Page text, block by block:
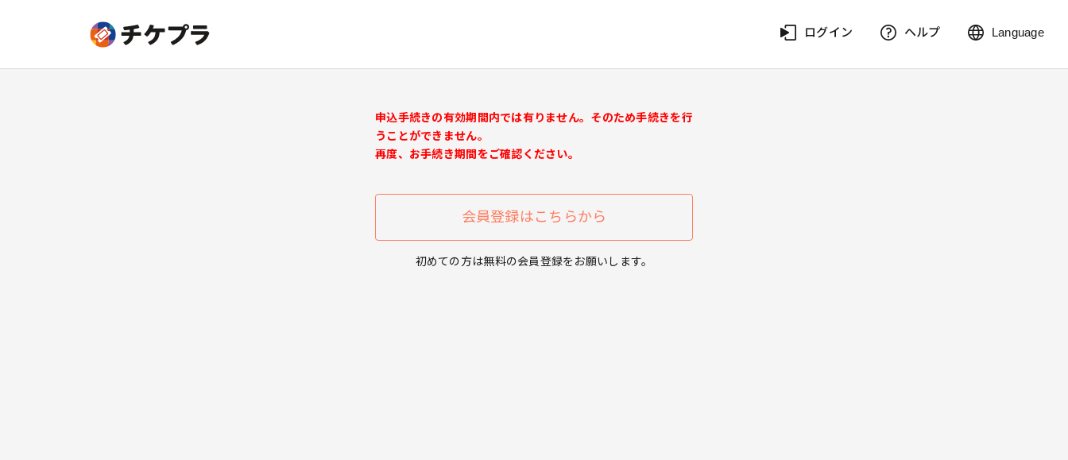
ログイン ヘルプ Language
申込手続きの有効期間内では有りません。そのため手続きを行
うことができません。
再度、お手続き期間をご確認ください。
会員登録はこちらから
初めての方は無料の会員登録をお願いします。